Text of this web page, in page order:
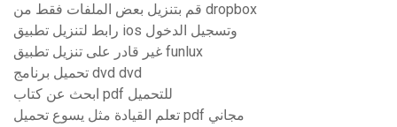
قم بتنزيل بعض الملفات فقط من dropbox
رابط لتنزيل تطبيق ios وتسجيل الدخول
غير قادر على تنزيل تطبيق funlux
تحميل برنامج dvd dvd
ابحث عن كتاب pdf للتحميل
تعلم القيادة مثل يسوع تحميل pdf مجاني